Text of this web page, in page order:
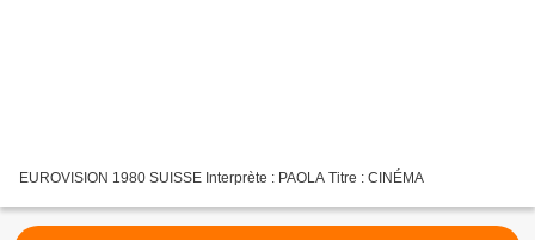
EUROVISION 1980 SUISSE Interprète : PAOLA Titre : CINÉMA